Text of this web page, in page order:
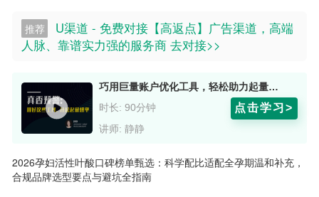
推荐
U渠道 - 免费对接【高返点】广告渠道，高端
人脉、靠谱实力强的服务商 去对接>>
巧用巨量账户优化工具，轻松助力起量爆单 讲师：静静
时长: 90分钟
讲师: 静静
点击学习>
2026孕妇活性叶酸口碑榜单甄选：科学配比适配全孕期温和补充，
合规品牌选型要点与避坑全指南